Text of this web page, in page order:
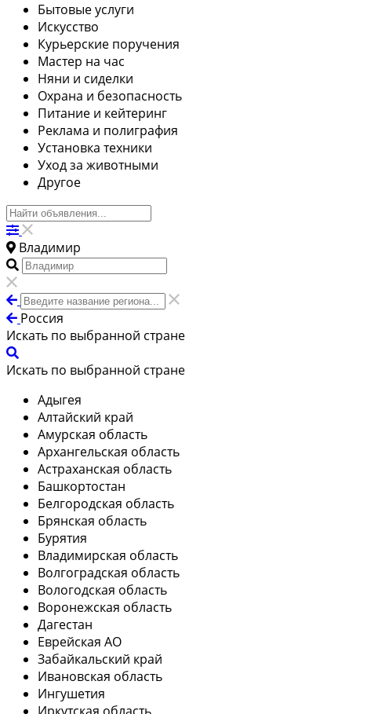
Бытовые услуги
Искусство
Курьерские поручения
Мастер на час
Няни и сиделки
Охрана и безопасность
Питание и кейтеринг
Реклама и полиграфия
Установка техники
Уход за животными
Другое
Владимир
Россия
Искать по выбранной стране
Искать по выбранной стране
Адыгея
Алтайский край
Амурская область
Архангельская область
Астраханская область
Башкортостан
Белгородская область
Брянская область
Бурятия
Владимирская область
Волгоградская область
Вологодская область
Воронежская область
Дагестан
Еврейская АО
Забайкальский край
Ивановская область
Ингушетия